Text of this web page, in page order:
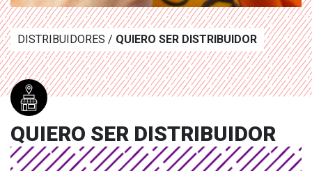
DISTRIBUIDORES / QUIERO SER DISTRIBUIDOR
QUIERO SER DISTRIBUIDOR